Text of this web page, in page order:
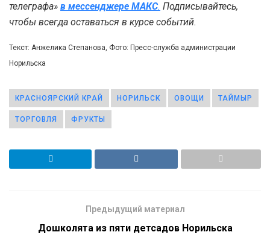
телеграфа» в мессенджере MAКС. Подписывайтесь,
чтобы всегда оставаться в курсе событий.
Текст: Анжелика Степанова, Фото: Пресс-служба администрации
Норильска
КРАСНОЯРСКИЙ КРАЙ НОРИЛЬСК ОВОЩИ ТАЙМЫР
ТОРГОВЛЯ ФРУКТЫ
Предыдущий материал
Дошколята из пяти детсадов Норильска